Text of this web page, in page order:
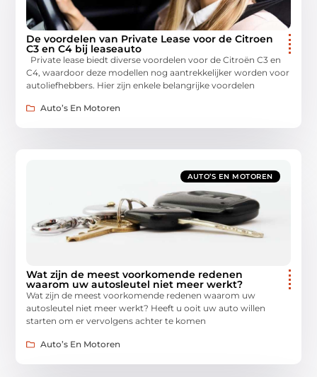
De voordelen van Private Lease voor de Citroen
C3 en C4 bij leaseauto
Private lease biedt diverse voordelen voor de Citroën C3 en
C4, waardoor deze modellen nog aantrekkelijker worden voor
autoliefhebbers. Hier zijn enkele belangrijke voordelen
Auto’s En Motoren
AUTO’S EN MOTOREN
Wat zijn de meest voorkomende redenen
waarom uw autosleutel niet meer werkt?
Wat zijn de meest voorkomende redenen waarom uw
autosleutel niet meer werkt? Heeft u ooit uw auto willen
starten om er vervolgens achter te komen
Auto’s En Motoren